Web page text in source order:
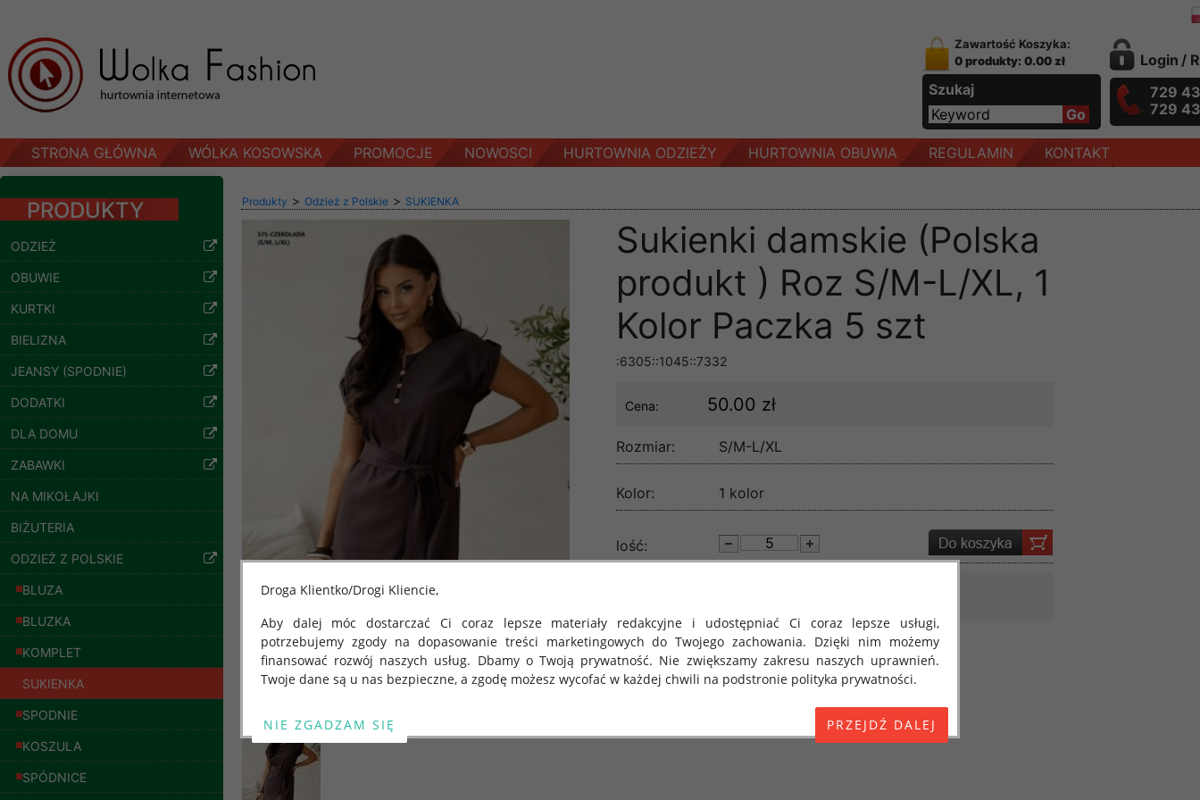
Zawartość Koszyka:
0 produkty: 0.00 zł
Szukaj
Login /
729
729
STRONA GŁÓWNA WÓLKA KOSOWSKA PROMOCJE NOWOSCI HURTOWNIA ODZIEŻY HURTOWNIA OBUWIA REGULAMIN KONTAKT
PRODUKTY
ODZIEŻ
OBUWIE
KURTKI
BIELIZNA
JEANSY (SPODNIE)
DODATKI
DLA DOMU
ZABAWKI
NA MIKOŁAJKI
BIŻUTERIA
ODZIEŻ Z POLSKIE
BLUZA
BLUZKA
KOMPLET
SUKIENKA
SPODNIE
KOSZULA
SPÓDNICE
jeansy Roz 29-36, 1
Kolor Paczka 10 szt
Spodnie damskie
jeansy Roz 25-30, 1
61.00 zł
szczegóły
Produkty > Odzież z Polskie > SUKIENKA
Sukienki damskie (Polska
produkt ) Roz S/M-L/XL, 1
Kolor Paczka 5 szt
:6305::1045::7332
Cena: 50.00 zł
Rozmiar: S/M-L/XL
Kolor: 1 kolor
lość:
Droga Klientko/Drogi Kliencie,
Aby dalej móc dostarczać Ci coraz lepsze materiały redakcyjne i udostępniać Ci coraz lepsze usługi,
potrzebujemy zgody na dopasowanie treści marketingowych do Twojego zachowania. Dzięki nim możemy
finansować rozwój naszych usług. Dbamy o Twoją prywatność. Nie zwiększamy zakresu naszych uprawnień.
Twoje dane są u nas bezpieczne, a zgodę możesz wycofać w każdej chwili na podstronie polityka prywatności.
Od 25 maja 2018 roku obowiązuje Rozporządzenie Parlamentu Europejskiego i Rady (UE) 2016/679 z dnia 27
kwietnia 2016 r. w sprawie ochrony osób fizycznych w związku z przetwarzaniem danych osobowych i w sprawie
swobodnego przepływu takich danych oraz uchylenia dyrektywy 95/46/WE (określane jako "RODO", "ORODO",
"GDPR" lub "Ogólne Rozporządzenie o Ochronie Danych"). W związku z tym chcielibyśmy poinformować Cię o
przetwarzaniu Twoich danych oraz zasadach, na jakich odbywa się to po dniu 25 maja 2018 roku. Poniżej